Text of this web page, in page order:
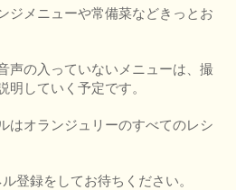
ジメニューや常備菜などきっとお
声の入っていないメニューは、撮
明していく予定です。
はオランジュリーのすべてのレシ
登録をしてお待ちください。